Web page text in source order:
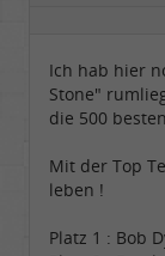
Ich hab hier
Stone"
die 500
Mit der Top
leben !
Platz 1 : Bob